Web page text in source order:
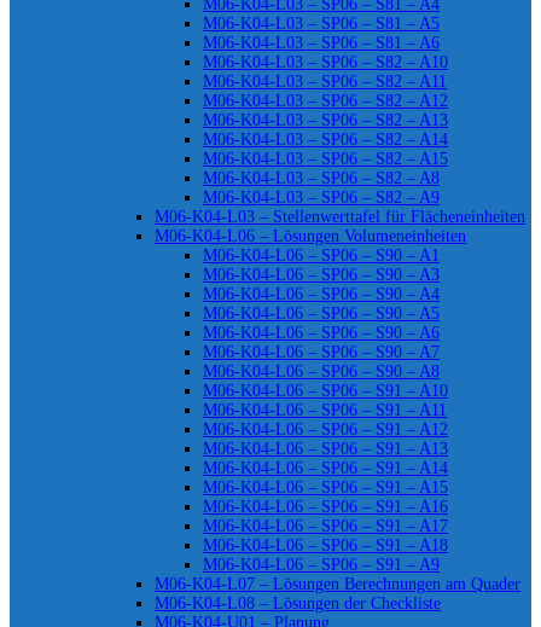
M06-K04-L03 – SP06 – S81 – A4
M06-K04-L03 – SP06 – S81 – A5
M06-K04-L03 – SP06 – S81 – A6
M06-K04-L03 – SP06 – S82 – A10
M06-K04-L03 – SP06 – S82 – A11
M06-K04-L03 – SP06 – S82 – A12
M06-K04-L03 – SP06 – S82 – A13
M06-K04-L03 – SP06 – S82 – A14
M06-K04-L03 – SP06 – S82 – A15
M06-K04-L03 – SP06 – S82 – A8
M06-K04-L03 – SP06 – S82 – A9
M06-K04-L03 – Stellenwerttafel für Flächeneinheiten
M06-K04-L06 – Lösungen Volumeneinheiten
M06-K04-L06 – SP06 – S90 – A1
M06-K04-L06 – SP06 – S90 – A3
M06-K04-L06 – SP06 – S90 – A4
M06-K04-L06 – SP06 – S90 – A5
M06-K04-L06 – SP06 – S90 – A6
M06-K04-L06 – SP06 – S90 – A7
M06-K04-L06 – SP06 – S90 – A8
M06-K04-L06 – SP06 – S91 – A10
M06-K04-L06 – SP06 – S91 – A11
M06-K04-L06 – SP06 – S91 – A12
M06-K04-L06 – SP06 – S91 – A13
M06-K04-L06 – SP06 – S91 – A14
M06-K04-L06 – SP06 – S91 – A15
M06-K04-L06 – SP06 – S91 – A16
M06-K04-L06 – SP06 – S91 – A17
M06-K04-L06 – SP06 – S91 – A18
M06-K04-L06 – SP06 – S91 – A9
M06-K04-L07 – Lösungen Berechnungen am Quader
M06-K04-L08 – Lösungen der Checkliste
M06-K04-U01 – Planung